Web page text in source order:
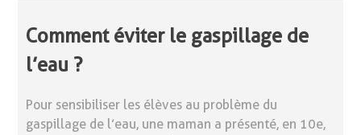
Comment éviter le gaspillage de
l’eau ?
Pour sensibiliser les élèves au problème du
gaspillage de l’eau, une maman a présenté, en 10e,